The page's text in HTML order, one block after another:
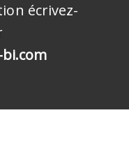
écrivez-